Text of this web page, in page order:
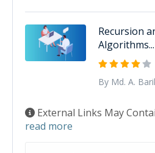
Recursion
Algorithms...
By Md. A.
External Links May
read more